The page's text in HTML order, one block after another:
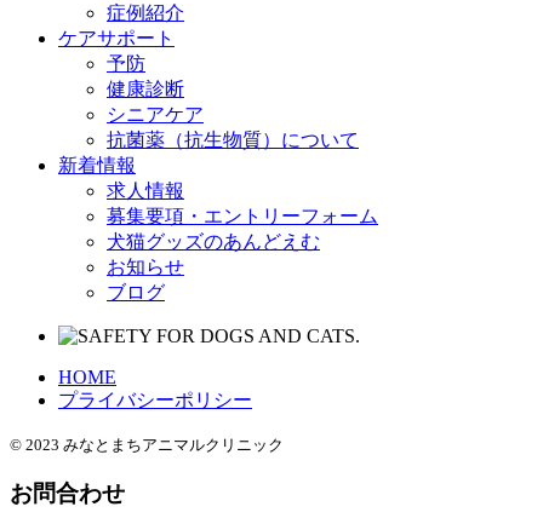
症例紹介
ケアサポート
予防
健康診断
シニアケア
抗菌薬（抗生物質）について
新着情報
求人情報
募集要項・エントリーフォーム
犬猫グッズのあんどえむ
お知らせ
ブログ
HOME
プライバシーポリシー
© 2023 みなとまちアニマルクリニック
お問合わせ